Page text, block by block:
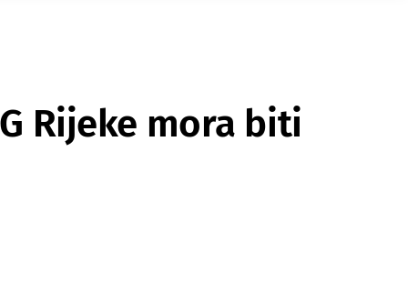
Rijeke mora biti